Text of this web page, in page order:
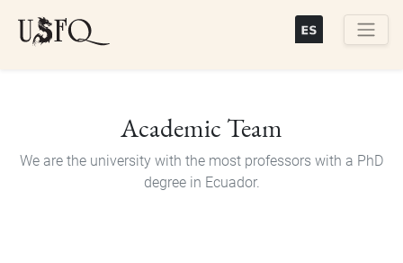
Academic Team
We are the university with the most professors with a PhD
degree in Ecuador.